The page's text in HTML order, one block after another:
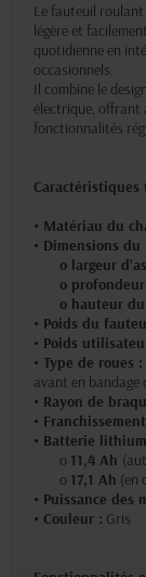
Le fauteuil
légère et
quotidienne en
occasionnels.
Il combine le
électrique, offrant
fonctionnalités
Caractéristiques
• Matériau du
• Dimensions du
o largeur
o
o hauteur
• Poids du
• Poids
• Type de roues :
avant en bandage
• Rayon de
•
• Batterie
o 11,4 Ah
o 17,1 Ah (en
• Puissance des
• Couleur : Gris